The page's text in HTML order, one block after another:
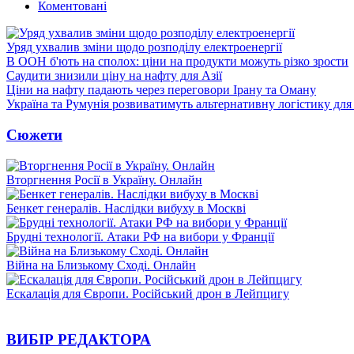
Коментовані
Уряд ухвалив зміни щодо розподілу електроенергії
В ООН б'ють на сполох: ціни на продукти можуть різко зрости
Саудити знизили ціну на нафту для Азії
Ціни на нафту падають через переговори Ірану та Оману
Україна та Румунія розвиватимуть альтернативну логістику
Сюжети
Вторгнення Росії в Україну. Онлайн
Бенкет генералів. Наслідки вибуху в Москві
Брудні технології. Атаки РФ на вибори у Франції
Війна на Близькому Сході. Онлайн
Ескалація для Європи. Російський дрон в Лейпцигу
ВИБІР РЕДАКТОРА